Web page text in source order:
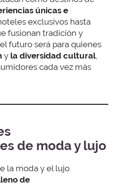
únicas e
exclusivos hasta
fusionan tradición y
futuro será para quienes
y la diversidad cultural,
cada vez más
de moda y lujo
la moda y el lujo
de